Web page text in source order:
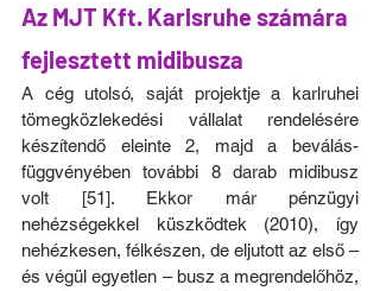
Az MJT Kft. Karlsruhe számára
fejlesztett midibusza
A cég utolsó, saját projektje a karlruhei
tömegközlekedési vállalat rendelésére
készítendő eleinte 2, majd a beválás-
függvényében további 8 darab midibusz
volt [51]. Ekkor már pénzügyi
nehézségekkel küszködtek (2010), így
nehézkesen, félkészen, de eljutott az első –
és végül egyetlen – busz a megrendelőhöz,